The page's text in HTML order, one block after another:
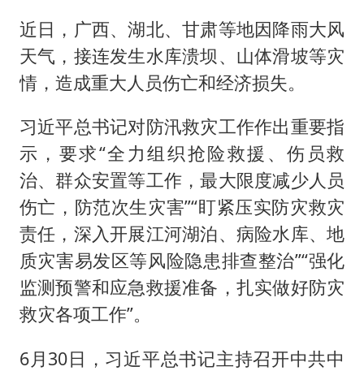
近日，广西、湖北、甘肃等地因降雨大风
天气，接连发生水库溃坝、山体滑坡等灾
情，造成重大人员伤亡和经济损失。
习近平总书记对防汛救灾工作作出重要指
示，要求“全力组织抢险救援、伤员救
治、群众安置等工作，最大限度减少人员
伤亡，防范次生灾害”“盯紧压实防灾救灾
责任，深入开展江河湖泊、病险水库、地
质灾害易发区等风险隐患排查整治”“强化
监测预警和应急救援准备，扎实做好防灾
救灾各项工作”。
6月30日，习近平总书记主持召开中共中